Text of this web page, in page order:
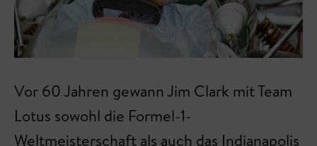
Vor 60 Jahren gewann Jim Clark mit Team
Lotus sowohl die Formel-1-
Weltmeisterschaft als auch das Indianapolis